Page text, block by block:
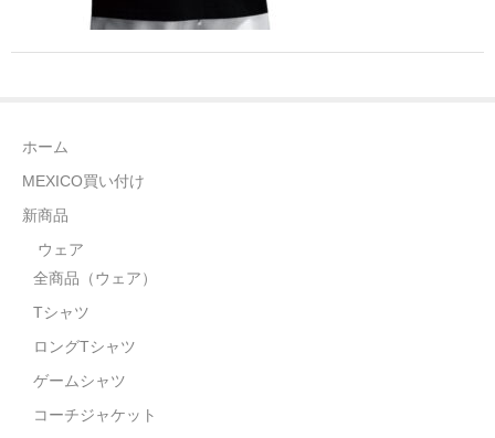
ヘッドギア
ORIGINAL
STILL 90’s
Brown Pride
全商品（ORIGINAL）
ハニーカムトライプ
ホーム
MEXICO買い付け
新商品
ウェア
全商品（ウェア）
Tシャツ
ロングTシャツ
ゲームシャツ
コーチジャケット